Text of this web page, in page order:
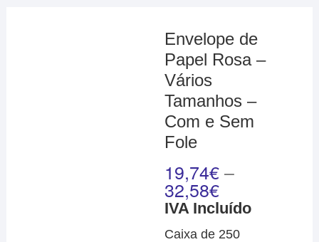
Envelope de
Papel Rosa –
Vários
Tamanhos –
Com e Sem
Fole
19,74€–
32,58€
IVA Incluído
Caixa de 250